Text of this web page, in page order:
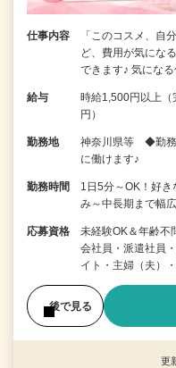
仕事内容
「このコスメ、自
ど、費用が気にな
できます♪ 気にな
給与
時給1,500円以上
円）
勤務地
神奈川県等 ◆勤務
に働けます♪
勤務時間
1日5分～OK！好
み～中長期まで幅
応募資格
未経験OK＆年齢不
会社員・派遣社員
イト・主婦（夫）
後で見る
更